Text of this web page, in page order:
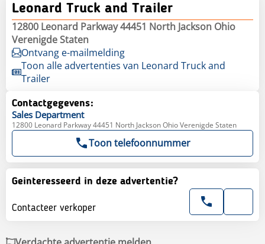
Leonard Truck and Trailer
12800 Leonard Parkway 44451 North Jackson Ohio
Verenigde Staten
Ontvang e-mailmelding
Toon alle advertenties van Leonard Truck and
Trailer
Contactgegevens:
Sales Department
12800 Leonard Parkway 44451 North Jackson Ohio Verenigde Staten
Toon telefoonnummer
Geinteresseerd in deze advertentie?
Contacteer verkoper